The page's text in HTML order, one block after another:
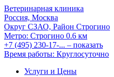
Ветеринарная клиника
Россия, Москва
Округ СЗАО, Район Строгино
Метро: Строгино 0.6 км
+7 (495) 230-17-... – показать
Время работы: Круглосуточно
Услуги и Цены